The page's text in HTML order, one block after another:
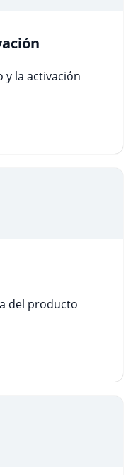
y la activación
del producto